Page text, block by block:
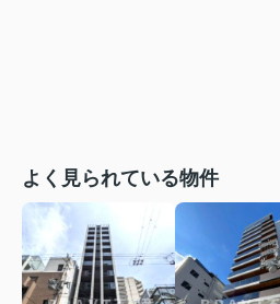
よく見られている物件